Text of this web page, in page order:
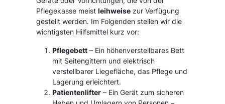
Pflegekasse meist leihweise zur Verfügung
gestellt werden. Im Folgenden stellen wir die
wichtigsten Hilfsmittel kurz vor:
Pflegebett – Ein höhenverstellbares Bett
mit Seitengittern und elektrisch
verstellbarer Liegefläche, das Pflege und
Lagerung erleichtert.
Patientenlifter – Ein Gerät zum sicheren